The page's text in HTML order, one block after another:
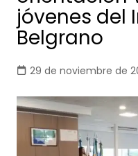
jóvenes del
Belgrano
29 de noviembre de